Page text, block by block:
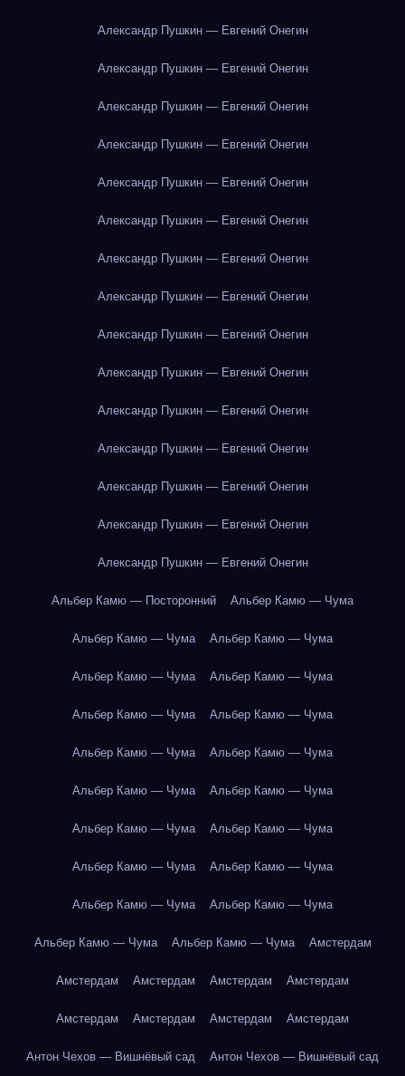
Александр Пушкин — Евгений Онегин
Александр Пушкин — Евгений Онегин
Александр Пушкин — Евгений Онегин
Александр Пушкин — Евгений Онегин
Александр Пушкин — Евгений Онегин
Александр Пушкин — Евгений Онегин
Александр Пушкин — Евгений Онегин
Александр Пушкин — Евгений Онегин
Александр Пушкин — Евгений Онегин
Александр Пушкин — Евгений Онегин
Александр Пушкин — Евгений Онегин
Александр Пушкин — Евгений Онегин
Александр Пушкин — Евгений Онегин
Александр Пушкин — Евгений Онегин
Александр Пушкин — Евгений Онегин
Альбер Камю — Посторонний Альбер Камю — Чума
Альбер Камю — Чума Альбер Камю — Чума
Альбер Камю — Чума Альбер Камю — Чума
Альбер Камю — Чума Альбер Камю — Чума
Альбер Камю — Чума Альбер Камю — Чума
Альбер Камю — Чума Альбер Камю — Чума
Альбер Камю — Чума Альбер Камю — Чума
Альбер Камю — Чума Альбер Камю — Чума
Альбер Камю — Чума Альбер Камю — Чума
Альбер Камю — Чума Альбер Камю — Чума Амстердам
Амстердам Амстердам Амстердам Амстердам
Амстердам Амстердам Амстердам Амстердам
Антон Чехов — Вишнёвый сад Антон Чехов — Вишнёвый сад